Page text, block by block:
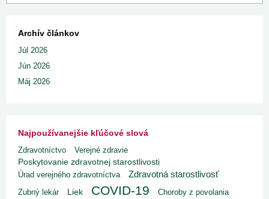
Archív článkov
Júl 2026
Jún 2026
Máj 2026
Najpoužívanejšie kľúčové slová
Zdravotníctvo Verejné zdravie
Poskytovanie zdravotnej starostlivosti
Úrad verejného zdravotníctva Zdravotná starostlivosť
Zubný lekár Liek COVID-19
Choroby z povolania